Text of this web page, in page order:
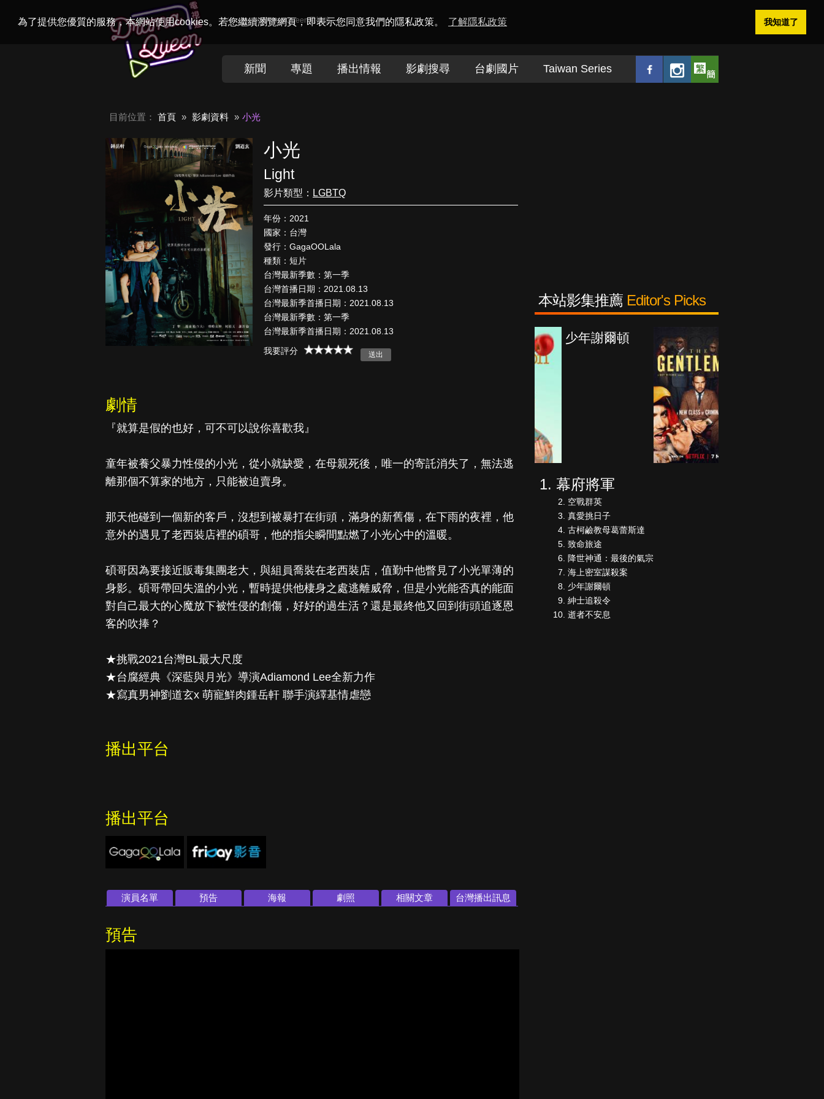
為了提供您優質的服務，本網站使用cookies。若您繼續瀏覽網頁，即表示您同意我們的隱私政策。 了解隱私政策 我知道了
Welcome toDramaQueen電視迷
新聞 專題 播出情報 影劇搜尋 台劇國片 Taiwan Series
目前位置： 首頁 影劇資料 小光
小光
Light
影片類型： LGBTQ
年份：2021
國家：台灣
發行：GagaOOLala
種類：短片
台灣最新季數：第一季
台灣首播日期：2021.08.13
台灣最新季首播日期：2021.08.13
台灣最新季數：第一季
台灣最新季首播日期：2021.08.13
我要評分
劇情
『就算是假的也好，可不可以說你喜歡我』
童年被養父暴力性侵的小光，從小就缺愛，在母親死後，唯一的寄託消失了，無法逃
離那個不算家的地方，只能被迫賣身。
那天他碰到一個新的客戶，沒想到被暴打在街頭，滿身的新舊傷，在下雨的夜裡，他
意外的遇見了老西裝店裡的碩哥，他的指尖瞬間點燃了小光心中的溫暖。
碩哥因為要接近販毒集團老大，與組員喬裝在老西裝店，值勤中他瞥見了小光單薄的
身影。碩哥帶回失溫的小光，暫時提供他棲身之處逃離威脅，但是小光能否真的能面
對自己最大的心魔放下被性侵的創傷，好好的過生活？還是最終他又回到街頭追逐恩
客的吹捧？
★挑戰2021台灣BL最大尺度
★台腐經典《深藍與月光》導演Adiamond Lee全新力作
★寫真男神劉道玄x 萌寵鮮肉鍾岳軒 聯手演繹基情虐戀
播出平台
播出平台
演員名單 預告 海報 劇照 相關文章 台灣播出訊息
預告
本站影集推薦 Editor's Picks
降世神通：最
海上密室謀殺
案
紳士追殺令
幕府將軍
空戰群英
真愛挑日子
古柯鹼教母葛蕾斯達
致命旅途
降世神通：最後的氣宗
海上密室謀殺案
少年謝爾頓
紳士追殺令
逝者不安息